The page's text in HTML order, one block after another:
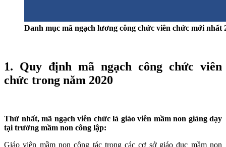
Danh mục mã ngạch lương công chức viên chức mới nhất
1. Quy định mã ngạch công chức viên
chức trong năm 2020
Thứ nhất, mã ngạch viên chức là giáo viên mầm non giảng dạy
tại trường mầm non công lập:
Giáo viên mầm non công tác trong các cơ sở giáo dục mầm non